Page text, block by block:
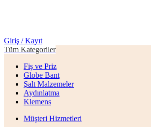
Giriş / Kayıt
Tüm Kategoriler
Fiş ve Priz
Globe Bant
Şalt Malzemeler
Aydınlatma
Klemens
Müşteri Hizmetleri